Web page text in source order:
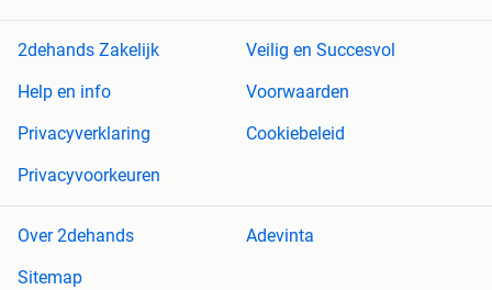
2dehands Zakelijk
Veilig en Succesvol
Help en info
Voorwaarden
Privacyverklaring
Cookiebeleid
Privacyvoorkeuren
Over 2dehands
Adevinta
Sitemap